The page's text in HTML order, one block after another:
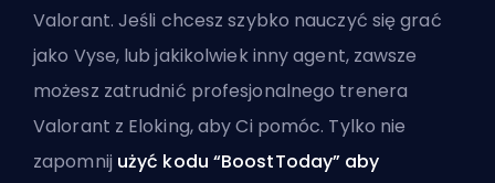
Valorant. Jeśli chcesz szybko nauczyć się grać
jako Vyse, lub jakikolwiek inny agent, zawsze
możesz zatrudnić profesjonalnego trenera
Valorant z Eloking, aby Ci pomóc. Tylko nie
zapomnij użyć kodu “BoostToday” aby